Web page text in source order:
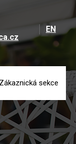
EN
Zákaznická sekce